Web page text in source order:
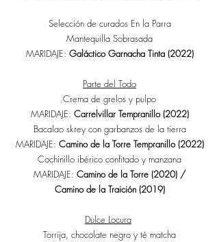
Selección de curados En la Parra
Mantequilla Sobrasada
MARIDAJE: Galáctico Garnacha Tinta (2022)
Parte del Todo
Crema de grelos y pulpo
MARIDAJE: Carrelvillar Tempranillo (2022)
Bacalao skrey con garbanzos de la tierra
MARIDAJE: Camino de la Torre Tempranillo (2022)
Cochinillo ibérico confitado y manzana
MARIDAJE: Camino de la Torre (2020) /
Camino de la Traición (2019)
Dulce Locura
Torrija, chocolate negro y té matcha